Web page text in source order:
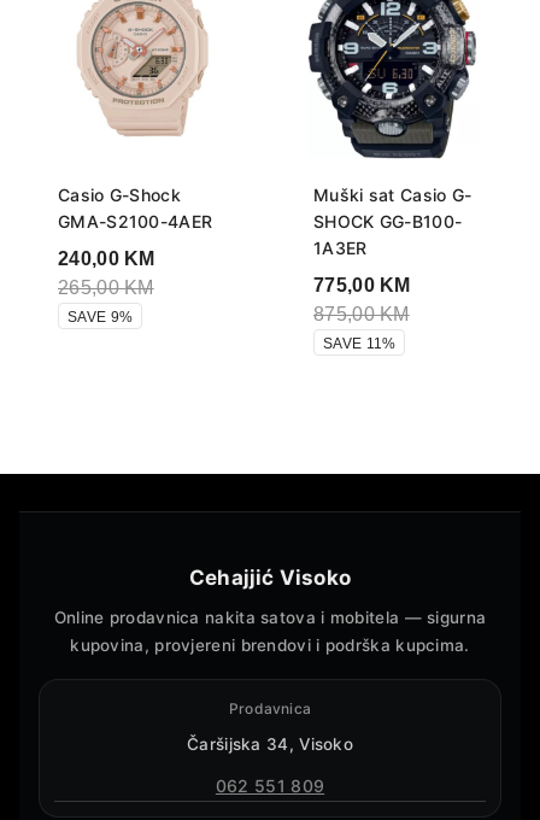
Casio G-Shock
GMA-S2100-4AER
240,00 KM
265,00KM
SAVE 9%
Muški sat Casio G-
SHOCK GG-B100-
1A3ER
775,00 KM
875,00KM
SAVE 11%
Cehajjić Visoko
Online prodavnica nakita satova i mobitela — sigurna
kupovina, provjereni brendovi i podrška kupcima.
Prodavnica
Čaršijska 34, Visoko
062 551 809